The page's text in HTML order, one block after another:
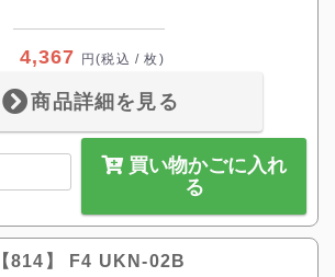
4,367 円(税込 / 枚)
商品詳細を見る
買い物かごに入れ
る
【814】 F4 UKN-02B